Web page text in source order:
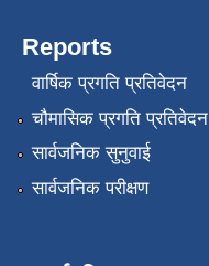
Reports
वार्षिक प्रगति प्रतिवेदन
चौमासिक प्रगति प्रतिवेदन
सार्वजनिक सुनुवाई
सार्वजनिक परीक्षण